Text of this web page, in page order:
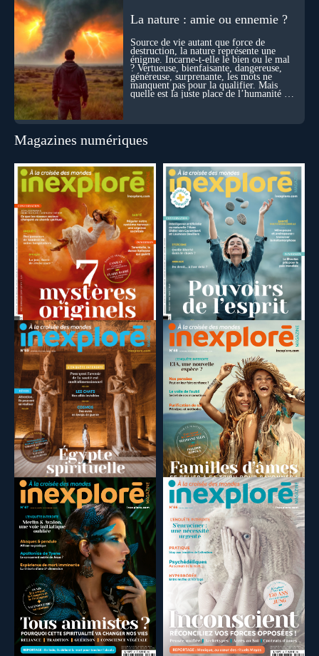
La nature : amie ou ennemie ?
Source de vie autant que force de
destruction, la nature représente une
énigme. Incarne-t-elle le bien ou le mal
? Vertueuse, bienfaisante, dangereuse,
généreuse, surprenante, les mots ne
manquent pas pour la qualifier. Mais
quelle est la juste place de l’humanité au
Magazines numériques